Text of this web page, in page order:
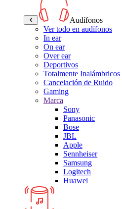
Audífonos
Ver todo en audífonos
In ear
On ear
Over ear
Deportivos
Totalmente Inalámbricos
Cancelación de Ruido
Gaming
Marca
Sony
Panasonic
Bose
JBL
Apple
Sennheiser
Samsung
Logitech
Huawei